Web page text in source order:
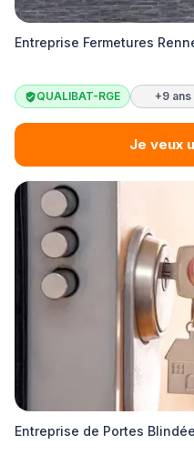
Entreprise Fermetures
QUALIBAT-RGE +9
Je veux
Entreprise de Portes